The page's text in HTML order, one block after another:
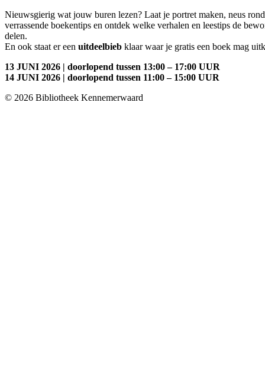
Nieuwsgierig wat jouw buren lezen? Laat je portret maken, neus rond
verrassende boekentips en ontdek welke verhalen en leestips de
delen.
En ook staat er een uitdeelbieb klaar waar je gratis een boek mag
13 JUNI 2026 | doorlopend tussen 13:00 – 17:00 UUR
14 JUNI 2026 | doorlopend tussen 11:00 – 15:00 UUR
© 2026 Bibliotheek Kennemerwaard